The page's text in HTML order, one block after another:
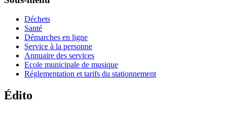
Déchets
Santé
Démarches en ligne
Service à la personne
Annuaire des services
Ecole municipale de musique
Réglementation et tarifs du stationnement
Édito